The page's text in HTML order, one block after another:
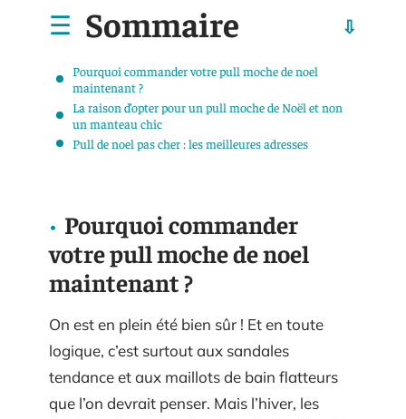
Sommaire
Pourquoi commander votre pull moche de noel
maintenant ?
La raison d’opter pour un pull moche de Noël et non
un manteau chic
Pull de noel pas cher : les meilleures adresses
Pourquoi commander
votre pull moche de noel
maintenant ?
On est en plein été bien sûr ! Et en toute
logique, c’est surtout aux sandales
tendance et aux maillots de bain flatteurs
que l’on devrait penser. Mais l’hiver, les